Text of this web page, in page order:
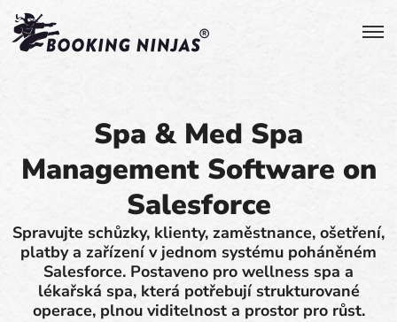
Spa & Med Spa
Management Software on
Salesforce
Spravujte schůzky, klienty, zaměstnance, ošetření,
platby a zařízení v jednom systému poháněném
Salesforce. Postaveno pro wellness spa a
lékařská spa, která potřebují strukturované
operace, plnou viditelnost a prostor pro růst.